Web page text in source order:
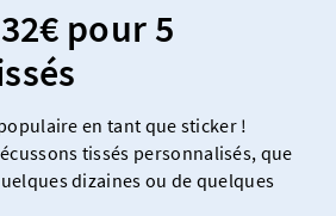
pour 5
en tant que sticker !
tissés personnalisés, que
dizaines ou de quelques